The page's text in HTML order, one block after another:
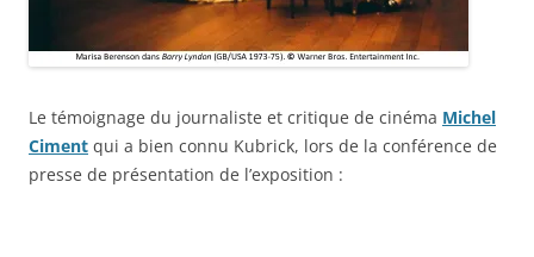
Le témoignage du journaliste et critique de cinéma Michel
Ciment qui a bien connu Kubrick, lors de la conférence de
presse de présentation de l’exposition :